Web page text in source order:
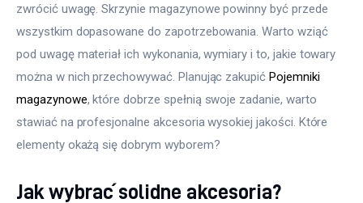
zwrócić uwagę. Skrzynie magazynowe powinny być przede
wszystkim dopasowane do zapotrzebowania. Warto wziąć
pod uwagę materiał ich wykonania, wymiary i to, jakie towary
można w nich przechowywać. Planując zakupić Pojemniki
magazynowe, które dobrze spełnią swoje zadanie, warto
stawiać na profesjonalne akcesoria wysokiej jakości. Które
elementy okażą się dobrym wyborem?
Jak wybrać solidne akcesoria?